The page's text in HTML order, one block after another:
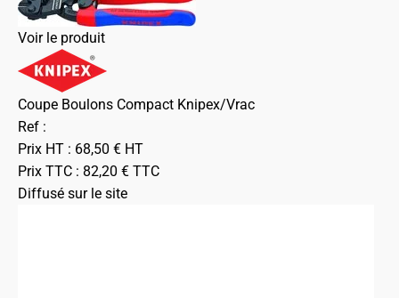
Voir le produit
Coupe Boulons Compact Knipex/Vrac
Ref :
Prix HT : 68,50 € HT
Prix TTC : 82,20 € TTC
Diffusé sur le site